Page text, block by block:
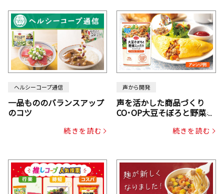
ヘルシーコープ通信
一品もののバランスアップ
のコツ
続きを読む
声から開発
声を活かした商品づくり
CO･OP大豆そぼろと野菜ミ
じん・コーン入り）続きを読む